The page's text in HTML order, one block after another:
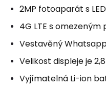
2MP fotoaparát s
4G LTE s
Vestavěný
Velikost displeje je
Vyjímatelná Li-ion